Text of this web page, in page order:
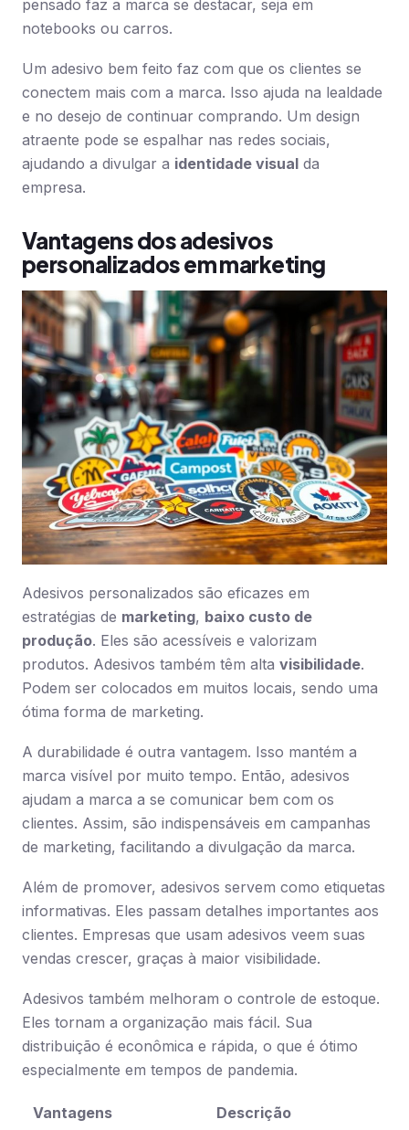
pensado faz a marca se destacar, seja em
notebooks ou carros.
Um adesivo bem feito faz com que os clientes se
conectem mais com a marca. Isso ajuda na lealdade
e no desejo de continuar comprando. Um design
atraente pode se espalhar nas redes sociais,
ajudando a divulgar a identidade visual da
empresa.
Vantagens dos adesivos
personalizados em marketing
Adesivos personalizados são eficazes em
estratégias de marketing, baixo custo de
produção. Eles são acessíveis e valorizam
produtos. Adesivos também têm alta visibilidade.
Podem ser colocados em muitos locais, sendo uma
ótima forma de marketing.
A durabilidade é outra vantagem. Isso mantém a
marca visível por muito tempo. Então, adesivos
ajudam a marca a se comunicar bem com os
clientes. Assim, são indispensáveis em campanhas
de marketing, facilitando a divulgação da marca.
Além de promover, adesivos servem como etiquetas
informativas. Eles passam detalhes importantes aos
clientes. Empresas que usam adesivos veem suas
vendas crescer, graças à maior visibilidade.
Adesivos também melhoram o controle de estoque.
Eles tornam a organização mais fácil. Sua
distribuição é econômica e rápida, o que é ótimo
especialmente em tempos de pandemia.
Vantagens Descrição